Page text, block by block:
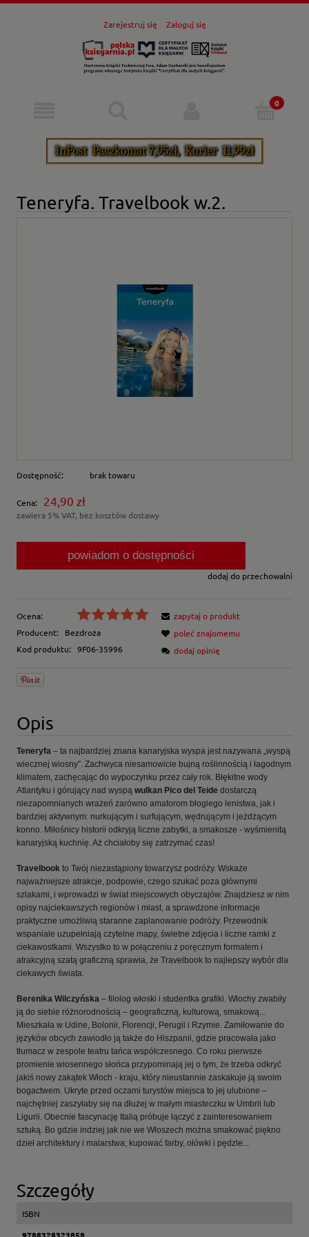
Zarejestruj się Zaloguj się
Teneryfa. Travelbook w.2.
Dostępność: brak towaru
Cena: 24,90 zł
zawiera 5% VAT, bez kosztów dostawy
powiadom o dostępności
dodaj do przechowalni
Ocena:
Producent:
Bezdroża
Kod produktu:
9F06-35996
zapytaj o produkt
poleć znajomemu
dodaj opinię
Opis
Teneryfa – ta najbardziej znana kanaryjska wyspa jest nazywana „wyspą
wiecznej wiosny”. Zachwyca niesamowicie bujną roślinnością i łagodnym
klimatem, zachęcając do wypoczynku przez cały rok. Błękitne wody
Atlantyku i górujący nad wyspą wulkan Pico del Teide dostarczą
niezapomnianych wrażeń zarówno amatorom błogiego lenistwa, jak i
bardziej aktywnym: nurkującym i surfującym, wędrującym i jeżdżącym
konno. Miłośnicy historii odkryją liczne zabytki, a smakosze - wyśmienitą
kanaryjską kuchnię. Aż chciałoby się zatrzymać czas!
Travelbook to Twój niezastąpiony towarzysz podróży. Wskaże
najważniejsze atrakcje, podpowie, czego szukać poza głównymi
szlakami, i wprowadzi w świat miejscowych obyczajów. Znajdziesz w nim
opisy najciekawszych regionów i miast, a sprawdzone informacje
praktyczne umożliwią staranne zaplanowanie podróży. Przewodnik
wspaniale uzupełniają czytelne mapy, świetne zdjęcia i liczne ramki z
ciekawostkami. Wszystko to w połączeniu z poręcznym formatem i
atrakcyjną szatą graficzną sprawia, że Travelbook to najlepszy wybór dla
ciekawych świata.
Berenika Wilczyńska – filolog włoski i studentka grafiki. Włochy zwabiły
ją do siebie różnorodnością – geograficzną, kulturową, smakową...
Mieszkała w Udine, Bolonii, Florencji, Perugii i Rzymie. Zamiłowanie do
języków obcych zawiodło ją także do Hiszpanii, gdzie pracowała jako
tłumacz w zespole teatru tańca współczesnego. Co roku pierwsze
promienie wiosennego słońca przypominają jej o tym, że trzeba odkryć
jakiś nowy zakątek Włoch - kraju, który nieustannie zaskakuje ją swoim
bogactwem. Ukryte przed oczami turystów miejsca to jej ulubione –
najchętniej zaszyłaby się na dłużej w małym miasteczku w Umbrii lub
Ligurii. Obecnie fascynację Italią próbuje łączyć z zainteresowaniem
sztuką. Bo gdzie indziej jak nie we Włoszech można smakować piękno
dzieł architektury i malarstwa; kupować farby, ołówki i pędzle...
Szczegóły
ISBN